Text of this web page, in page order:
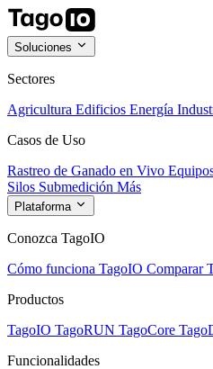
Soluciones
Sectores
Agricultura Edificios Energía
Casos de Uso
Rastreo de Ganado en Vivo
Silos Submedición Más
Plataforma
Conozca TagoIO
Cómo funciona TagoIO Comparar
Productos
TagoIO TagoRUN TagoCore
Funcionalidades